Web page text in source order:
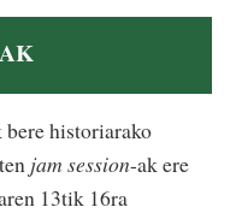
bere historiarako
jam session-ak ere
13tik 16ra